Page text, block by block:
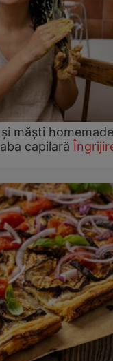
măști homemade
capilară